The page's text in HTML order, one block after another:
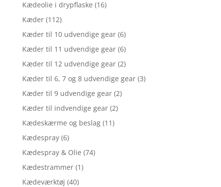
Kædeolie i drypflaske (16)
Kæder (112)
Kæder til 10 udvendige gear (6)
Kæder til 11 udvendige gear (6)
Kæder til 12 udvendige gear (2)
Kæder til 6, 7 og 8 udvendige gear (3)
Kæder til 9 udvendige gear (2)
Kæder til indvendige gear (2)
Kædeskærme og beslag (11)
Kædespray (6)
Kædespray & Olie (74)
Kædestrammer (1)
Kædeværktøj (40)